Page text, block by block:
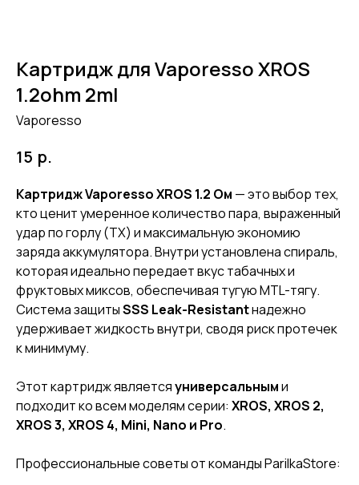
Картридж для Vaporesso XROS
1.2ohm 2ml
Vaporesso
15 р.
Картридж Vaporesso XROS 1.2 Ом — это выбор тех,
кто ценит умеренное количество пара, выраженный
удар по горлу (ТХ) и максимальную экономию
заряда аккумулятора. Внутри установлена спираль,
которая идеально передает вкус табачных и
фруктовых миксов, обеспечивая тугую MTL-тягу.
Система защитыSSS Leak-Resistantнадежно
удерживает жидкость внутри, сводя риск протечек
к минимуму.
Этот картридж являетсяуниверсальными
подходит ко всем моделям серии: XROS, XROS 2,
XROS 3, XROS 4, Mini, Nano и Pro.
Профессиональные советы от команды ParilkaStore: